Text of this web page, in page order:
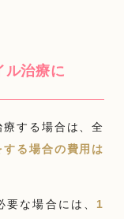
ル治療に
する場合は、全
る場合の費用は
な場合には、 1